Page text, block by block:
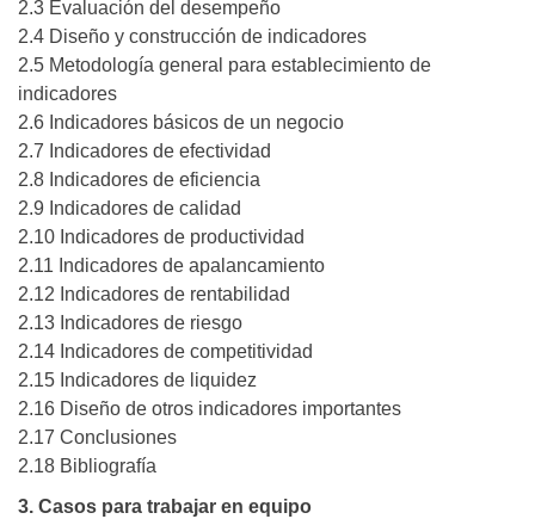
2.3 Evaluación del desempeño
2.4 Diseño y construcción de indicadores
2.5 Metodología general para establecimiento de
indicadores
2.6 Indicadores básicos de un negocio
2.7 Indicadores de efectividad
2.8 Indicadores de eficiencia
2.9 Indicadores de calidad
2.10 Indicadores de productividad
2.11 Indicadores de apalancamiento
2.12 Indicadores de rentabilidad
2.13 Indicadores de riesgo
2.14 Indicadores de competitividad
2.15 Indicadores de liquidez
2.16 Diseño de otros indicadores importantes
2.17 Conclusiones
2.18 Bibliografía
3. Casos para trabajar en equipo